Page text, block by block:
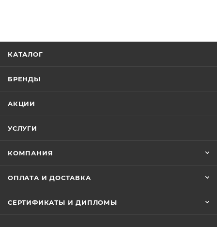
благодаря чему принимает форму лица.
- Анатомический крой не создает складок на
- Ветрозащита.
- Гипоаллергенный материал.
КАТАЛОГ
БРЕНДЫ
АКЦИИ
УСЛУГИ
КОМПАНИЯ
ОПЛАТА И ДОСТАВКА
СЕРТИФИКАТЫ И ДИПЛОМЫ